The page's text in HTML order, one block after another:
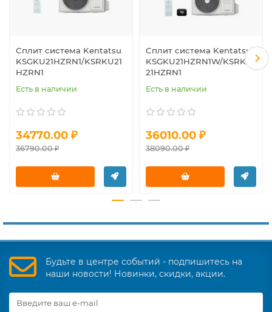
Сплит система Kentatsu
KSGKU21HZRN1/KSRKU21
HZRN1
Есть в наличии
34770.00 ₽
36790.00 ₽
Сплит система Kentatsu
KSGKU21HZRN1W/KSRKU
21HZRN1
Есть в наличии
36010.00 ₽
38090.00 ₽
Будьте в центре событий - подпишитесь на
наши новости! Новинки, скидки, акции.